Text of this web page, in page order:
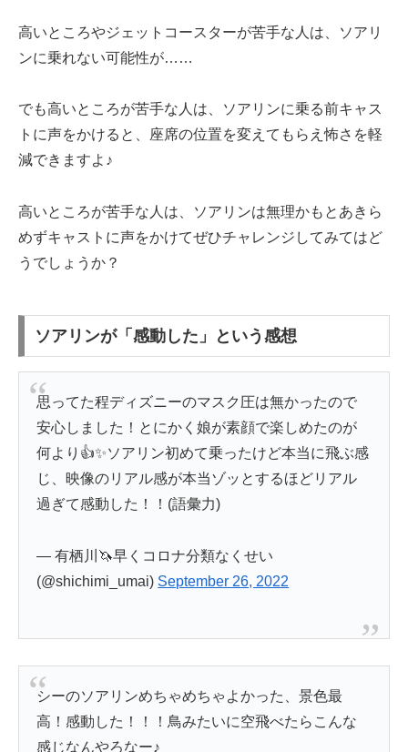
高いところやジェットコースターが苦手な人は、ソアリ
ンに乗れない可能性が……
でも高いところが苦手な人は、ソアリンに乗る前キャス
トに声をかけると、座席の位置を変えてもらえ怖さを軽
減できますよ♪
高いところが苦手な人は、ソアリンは無理かもとあきら
めずキャストに声をかけてぜひチャレンジしてみてはど
うでしょうか？
ソアリンが「感動した」という感想
思ってた程ディズニーのマスク圧は無かったので
安心しました！とにかく娘が素顔で楽しめたのが
何より👍✨ソアリン初めて乗ったけど本当に飛ぶ感
じ、映像のリアル感が本当ゾッとするほどリアル
過ぎて感動した！！(語彙力)
— 有栖川🦄早くコロナ分類なくせい
(@shichimi_umai) September 26, 2022
シーのソアリンめちゃめちゃよかった、景色最
高！感動した！！！鳥みたいに空飛べたらこんな
感じなんやろなー♪